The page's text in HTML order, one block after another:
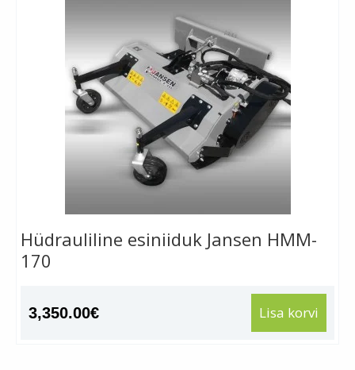
Hüdrauliline esiniiduk Jansen HMM-
170
3,350.00€ Lisa korvi